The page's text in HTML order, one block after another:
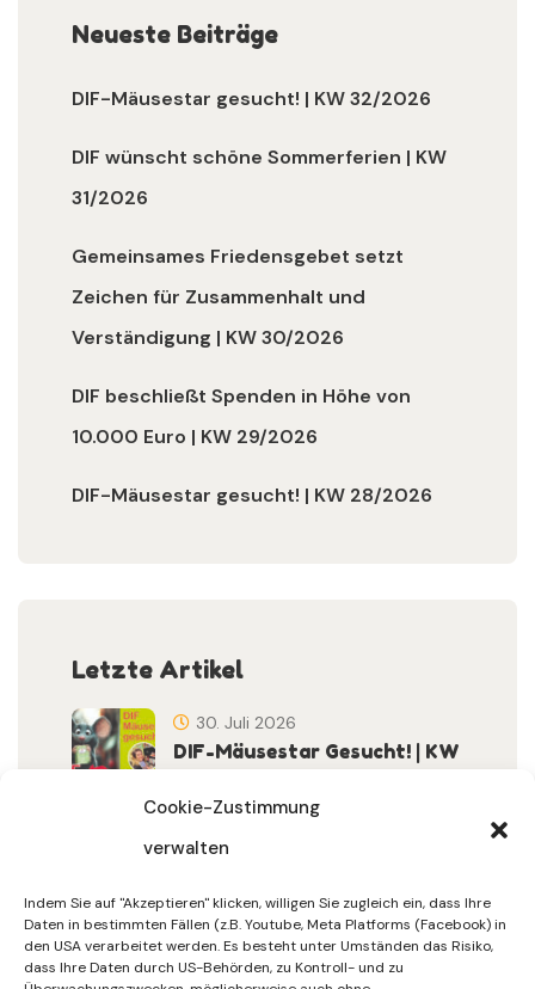
Cookie-Zustimmung
verwalten
Indem Sie auf "Akzeptieren" klicken, willigen Sie zugleich ein, dass Ihre
Daten in bestimmten Fällen (z.B. Youtube, Meta Platforms (Facebook) in
den USA verarbeitet werden. Es besteht unter Umständen das Risiko,
dass Ihre Daten durch US-Behörden, zu Kontroll- und zu
Neueste Beiträge
DIF-Mäusestar gesucht! | KW 32/2026
DIF wünscht schöne Sommerferien | KW
31/2026
Gemeinsames Friedensgebet setzt
Zeichen für Zusammenhalt und
Verständigung | KW 30/2026
DIF beschließt Spenden in Höhe von
10.000 Euro | KW 29/2026
DIF-Mäusestar gesucht! | KW 28/2026
Letzte Artikel
DIF-Mäusestar Gesucht! | KW
30. Juli 2026
Sommerferien | KW 31/…
30. Juli 2026
15. Juli 2026